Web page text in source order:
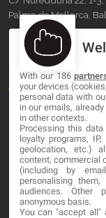
Palma de Mallorca,
OUR COMPANY
About
Blog
Contact
LEGAL
Cookies
With our 186
your devices
personal data with
in our emails,
in other contexts.
Processing this
loyalty programs,
geolocation, etc.)
content, commercial
(including by
personalising
audiences. Other
anonymous basis.
You can "accept all"